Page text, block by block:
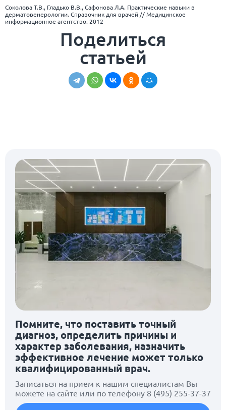
Соколова Т.В., Гладько В.В., Сафонова Л.А. Практические навыки в
дерматовенерологии. Справочник для врачей // Медицинское
информационное агентство. 2012
Поделиться
статьей
Помните, что поставить точный
диагноз, определить причины и
характер заболевания, назначить
эффективное лечение может только
квалифицированный врач.
Записаться на прием к нашим специалистам Вы
можете на сайте или по телефону 8 (495) 255-37-37